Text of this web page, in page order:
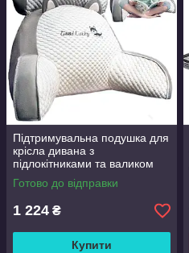
Підтримувальна подушка для
крісла дивана з
підлокітниками та валиком
Good Lucky
Готово до відправки
1 224 ₴
Купити